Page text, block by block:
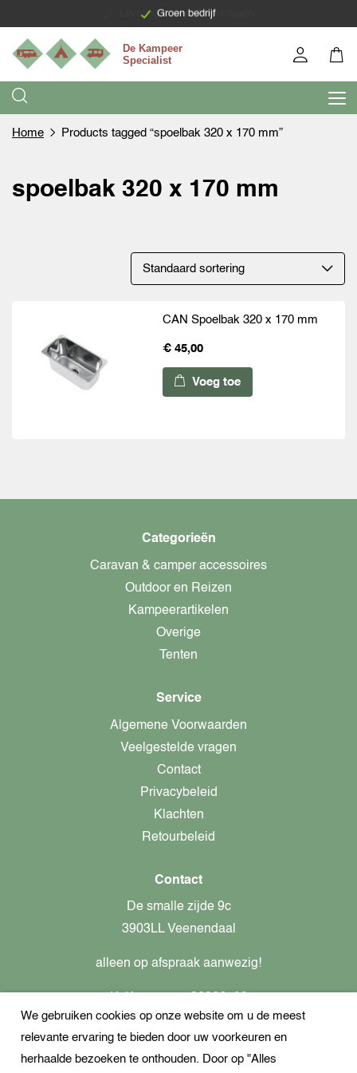
Groen bedrijf
Levering binnen 7 werkdagen
Home Products tagged “spoelbak 320 x 170 mm”
spoelbak 320 x 170 mm
CAN Spoelbak 320 x 170 mm
€ 45,00
Voeg toe
Categorieën
Caravan & camper accessoires
Outdoor en Reizen
Kampeerartikelen
Overige
Tenten
Service
Algemene Voorwaarden
Veelgestelde vragen
Contact
Privacybeleid
Klachten
Retourbeleid
Contact
De smalle zijde 9c
3903LL Veenendaal
alleen op afspraak aanwezig!
Btw-nummer: nl862437301B01
+31621944547
We gebruiken cookies op onze website om u de meest
relevante ervaring te bieden door uw voorkeuren en
herhaalde bezoeken te onthouden. Door op "Alles